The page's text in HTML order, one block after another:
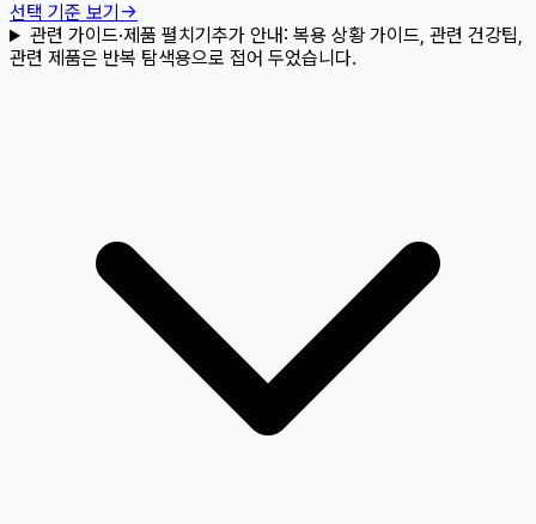
선택 기준 보기 →
관련 가이드·제품 펼치기추가 안내: 복용 상황 가이드, 관련 건강팁,
관련 제품은 반복 탐색용으로 접어 두었습니다.